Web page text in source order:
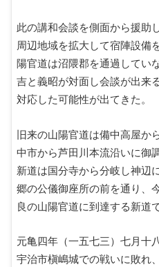
此の講和会談を側面から援助
周辺地域を拡大して宿陣設備
陽官道は沼隈郡を通過してい
吉と義昭が対面し会談が出来
対応した可能性が出てきた。
旧来の山陽官道は備中高屋か
中市から芦田川本流沿いに御
新道は国分寺から分岐し神辺
郷の公儀御座所の前を通り、
良の山陽官道に到達する新道
元亀四年（一五七三）七月十
宇治市槇嶋城での戦いに敗れ